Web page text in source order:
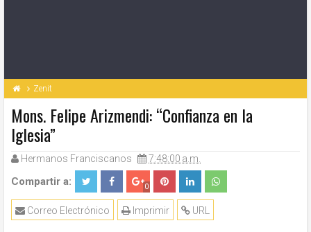
Zenit
Mons. Felipe Arizmendi: “Confianza en la
Iglesia”
Hermanos Franciscanos 7:48:00 a.m.
Compartir a: 0
URL
Imprimir
Correo Electrónico